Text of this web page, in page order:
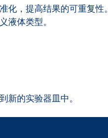
化，提高结果的可重复性
液体类型。
新的实验器皿中。